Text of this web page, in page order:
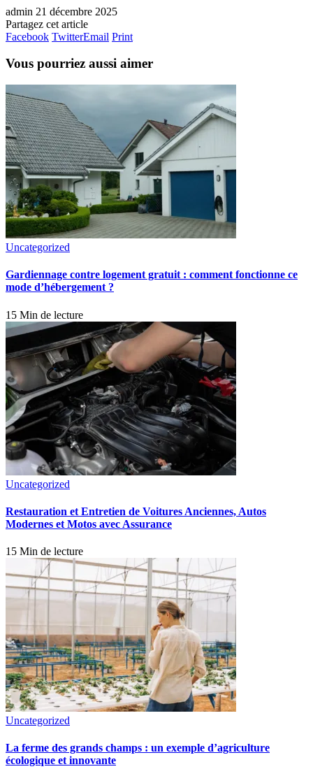
admin 21 décembre 2025
Partagez cet article
Facebook TwitterEmail Print
Vous pourriez aussi aimer
Uncategorized
Gardiennage contre logement gratuit : comment fonctionne ce
mode d’hébergement ?
15 Min de lecture
Uncategorized
Restauration et Entretien de Voitures Anciennes, Autos
Modernes et Motos avec Assurance
15 Min de lecture
Uncategorized
La ferme des grands champs : un exemple d’agriculture
écologique et innovante